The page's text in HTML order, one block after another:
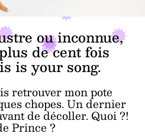
ou inconnue,
de cent fois
is your song.
retrouver mon pote
chopes. Un dernier
de décoller. Quoi ?!
Prince ?